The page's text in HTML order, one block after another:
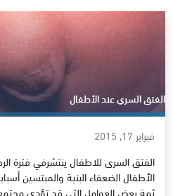
الفتق السري عند الأطفال
فبراير 17, 2015
الفتق السرى للاطفال ينتشرفي فترة
الأطفال الضعفاء البنية والمبتسين
ثمة بعض العوامل التي قد تؤدي